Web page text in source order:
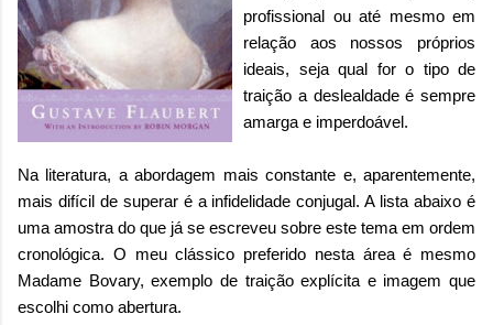
profissional ou até mesmo em
relação aos nossos próprios
ideais, seja qual for o tipo de
traição a deslealdade é sempre
amarga e imperdoável.
Na literatura, a abordagem mais constante e, aparentemente,
mais difícil de superar é a infidelidade conjugal. A lista abaixo é
uma amostra do que já se escreveu sobre este tema em ordem
cronológica. O meu clássico preferido nesta área é mesmo
Madame Bovary, exemplo de traição explícita e imagem que
escolhi como abertura.